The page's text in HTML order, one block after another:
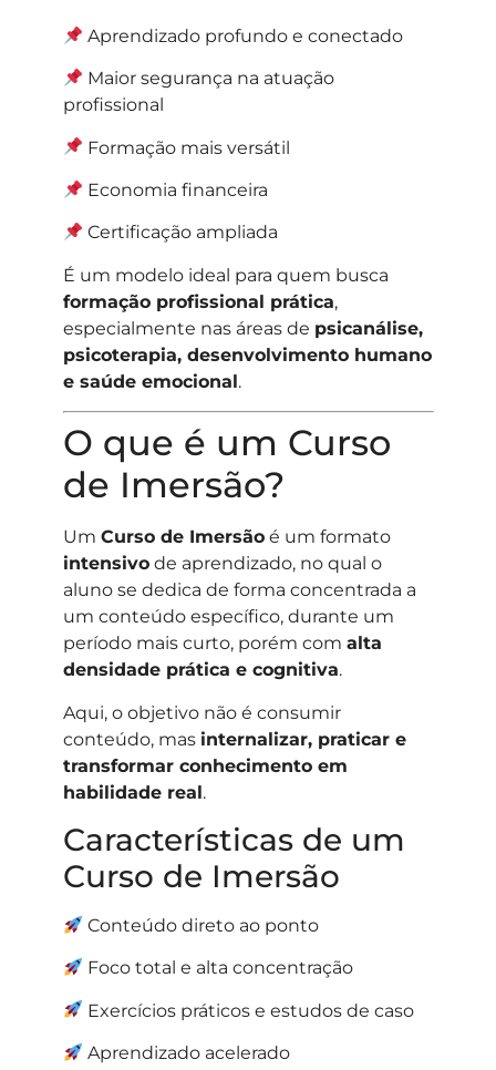
Aprendizado profundo e conectado
Maior segurança na atuação
profissional
Formação mais versátil
Economia financeira
Certificação ampliada
É um modelo ideal para quem busca
formação profissional prática,
especialmente nas áreas de psicanálise,
psicoterapia, desenvolvimento humano
e saúde emocional.
O que é um Curso
de Imersão?
Um Curso de Imersãoé um formato
intensivode aprendizado, no qual o
aluno se dedica de forma concentrada a
um conteúdo específico, durante um
período mais curto, porém com alta
densidade prática e cognitiva.
Aqui, o objetivo não é consumir
conteúdo, mas internalizar, praticar e
transformar conhecimento em
habilidade real.
Características de um
Curso de Imersão
Conteúdo direto ao ponto
Foco total e alta concentração
Exercícios práticos e estudos de caso
Aprendizado acelerado